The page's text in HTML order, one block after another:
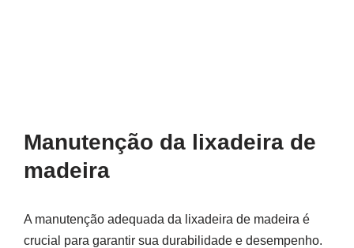
Manutenção da lixadeira de
madeira
A manutenção adequada da lixadeira de madeira é
crucial para garantir sua durabilidade e desempenho.